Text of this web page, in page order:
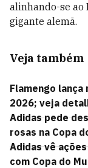
alinhando-se ao
gigante alemã.
Veja também
Flamengo
2026; veja
Adidas pede
rosas na Copa
Adidas vê
com Copa do